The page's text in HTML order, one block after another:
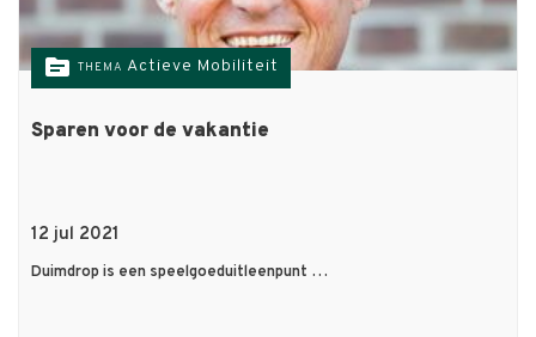
topic THEMA Actieve Mobiliteit
Sparen voor de vakantie
12 jul 2021
Duimdrop is een speelgoeduitleenpunt …